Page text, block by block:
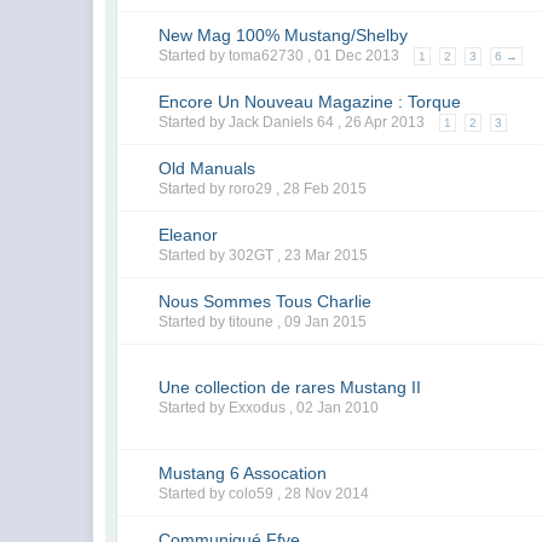
New Mag 100% Mustang/Shelby
Started by toma62730 ,01 Dec 2013 1 2 3 6 →
Encore Un Nouveau Magazine : Torque
Started by Jack Daniels 64 ,26 Apr 2013 1 2 3
Old Manuals
Started by roro29 ,28 Feb 2015
Eleanor
Started by 302GT ,23 Mar 2015
Nous Sommes Tous Charlie
Started by titoune ,09 Jan 2015
Une collection de rares Mustang II
Started by Exxodus ,02 Jan 2010
Mustang 6 Assocation
Started by colo59 ,28 Nov 2014